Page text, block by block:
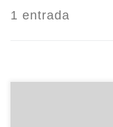
1 entrada